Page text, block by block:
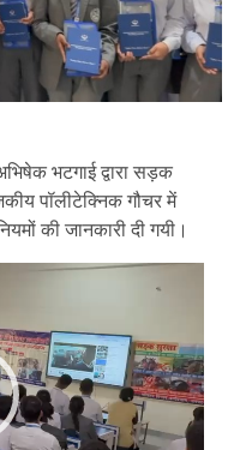
भटगाई द्वारा सड़क
पॉलीटेक्निक गौचर में
की जानकारी दी गयी।